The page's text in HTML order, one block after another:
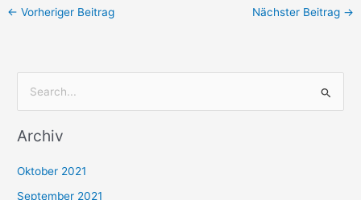
← Vorheriger Beitrag Nächster Beitrag →
c
Archiv
Oktober 2021
September 2021